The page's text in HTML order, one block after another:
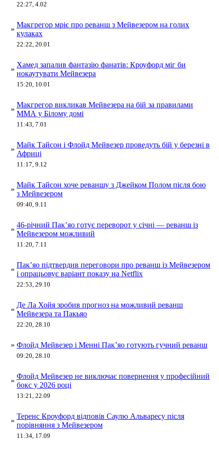
22:27, 4.02
»
Макгрегор мріє про реванш з Мейвезером на голих
кулаках
22:22, 20.01
»
Хамед запалив фантазію фанатів: Кроуфорд міг би
нокаутувати Мейвезера
15:20, 10.01
»
Макгрегор викликав Мейвезера на бій за правилами
ММА у Білому домі
11:43, 7.01
»
Майк Тайсон і Флойд Мейвезер проведуть бій у березні в
Африці
11:17, 9.12
»
Майк Тайсон хоче реваншу з Джейком Полом після бою
з Мейвезером
09:40, 9.11
»
46-річний Пак’яо готує переворот у січні — реванш із
Мейвезером можливий
11:20, 7.11
»
Пак’яо підтвердив переговори про реванш із Мейвезером
і опрацьовує варіант показу на Netflix​
22:53, 29.10
»
Де Ла Хойя зробив прогноз на можливий реванш
Мейвезера та Пакьяо
22:20, 28.10
» Флойд Мейвезер і Менні Пак’яо готують гучний реванш
09:20, 28.10
»
Флойд Мейвезер не виключає повернення у професійний
бокс у 2026 році
13:21, 22.09
»
Теренс Кроуфорд відповів Саулю Альваресу після
порівняння з Мейвезером
11:34, 17.09